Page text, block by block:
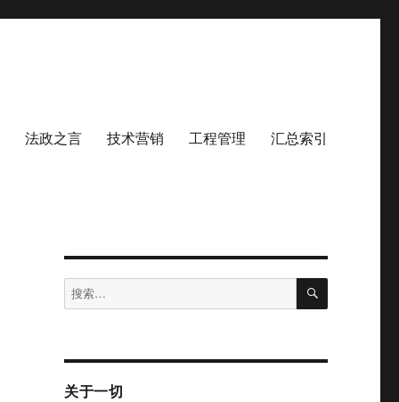
法政之言 技术营销 工程管理 汇总索引
搜
索：
搜
关于一切